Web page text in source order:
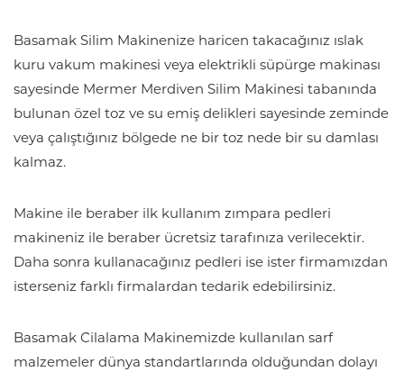
Basamak Silim Makinenize haricen takacağınız ıslak
kuru vakum makinesi veya elektrikli süpürge makinası
sayesinde Mermer Merdiven Silim Makinesi tabanında
bulunan özel toz ve su emiş delikleri sayesinde zeminde
veya çalıştığınız bölgede ne bir toz nede bir su damlası
kalmaz.
Makine ile beraber ilk kullanım zımpara pedleri
makineniz ile beraber ücretsiz tarafınıza verilecektir.
Daha sonra kullanacağınız pedleri ise ister firmamızdan
isterseniz farklı firmalardan tedarik edebilirsiniz.
Basamak Cilalama Makinemizde kullanılan sarf
malzemeler dünya standartlarında olduğundan dolayı